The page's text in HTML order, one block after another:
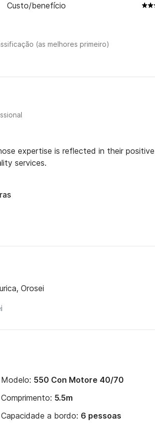
Custo/benefício
(as melhores primeiro)
expertise is reflected in their positive
services.
Orosei
Modelo: 550 Con Motore 40/70
Comprimento: 5.5m
Capacidade a bordo: 6 pessoas